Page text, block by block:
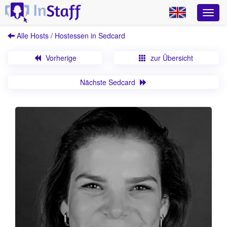
Alle Hosts / Hostessen in Sedcard
Vorherige zur Übersicht
Nächste Sedcard